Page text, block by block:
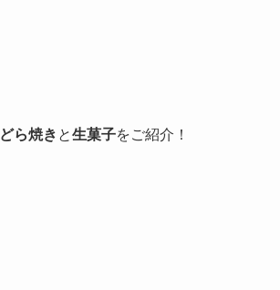
どら焼き と生菓子をご紹介！